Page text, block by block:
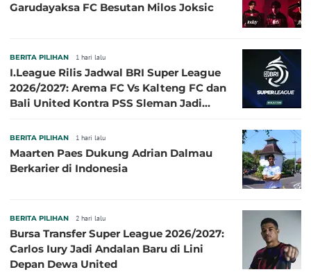
Garudayaksa FC Besutan Milos Joksic
BERITA PILIHAN 1 hari lalu
I.League Rilis Jadwal BRI Super League
2026/2027: Arema FC Vs Kalteng FC dan
Bali United Kontra PSS Sleman Jadi
BERITA PILIHAN 1 hari lalu
Maarten Paes Dukung Adrian Dalmau
Berkarier di Indonesia
BERITA PILIHAN 2 hari lalu
Bursa Transfer Super League 2026/2027:
Carlos Iury Jadi Andalan Baru di Lini
Depan Dewa United